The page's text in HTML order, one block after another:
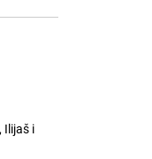
Ilijaš i